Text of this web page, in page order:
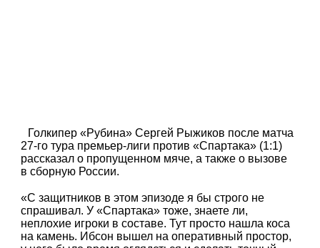
Голкипер «Рубина» Сергей Рыжиков после матча
27-го тура премьер-лиги против «Спартака» (1:1)
рассказал о пропущенном мяче, а также о вызове
в сборную России.
«С защитников в этом эпизоде я бы строго не
спрашивал. У «Спартака» тоже, знаете ли,
неплохие игроки в составе. Тут просто нашла коса
на камень. Ибсон вышел на оперативный простор,